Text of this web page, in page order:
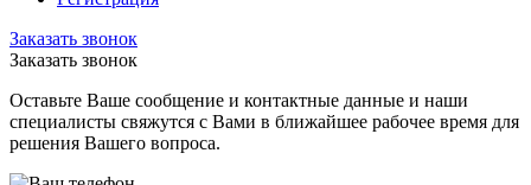
Заказать звонок
Заказать звонок
Оставьте Ваше сообщение и контактные данные и наши
специалисты свяжутся с Вами в ближайшее рабочее время для
решения Вашего вопроса.